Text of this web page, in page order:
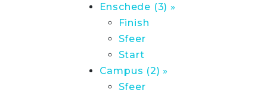
Enschede (3) »
Finish
Sfeer
Start
Campus (2) »
Sfeer